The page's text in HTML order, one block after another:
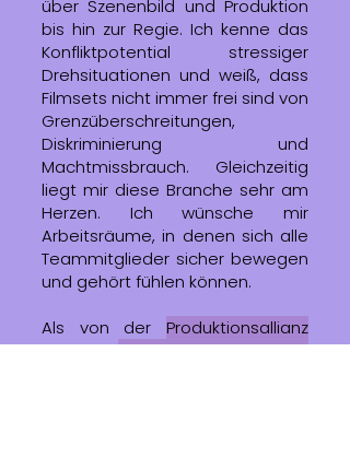
über Szenenbild und Produktion
bis hin zur Regie. Ich kenne das
Konfliktpotential stressiger
Drehsituationen und weiß, dass
Filmsets nicht immer frei sind von
Grenzüberschreitungen,
Diskriminierung und
Machtmissbrauch. Gleichzeitig
liegt mir diese Branche sehr am
Herzen. Ich wünsche mir
Arbeitsräume, in denen sich alle
Teammitglieder sicher bewegen
und gehört fühlen können.
Als von der Produktionsallianz
undFairPlay Film+Kultur